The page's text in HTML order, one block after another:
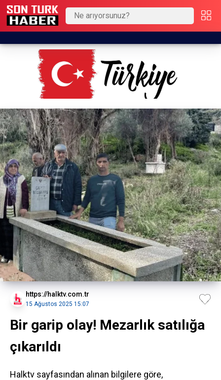
https://halktv.com.tr
15 Ağustos 2025 15:07
Bir garip olay! Mezarlık satılığa
çıkarıldı
Halktv sayfasından alınan bilgilere göre,